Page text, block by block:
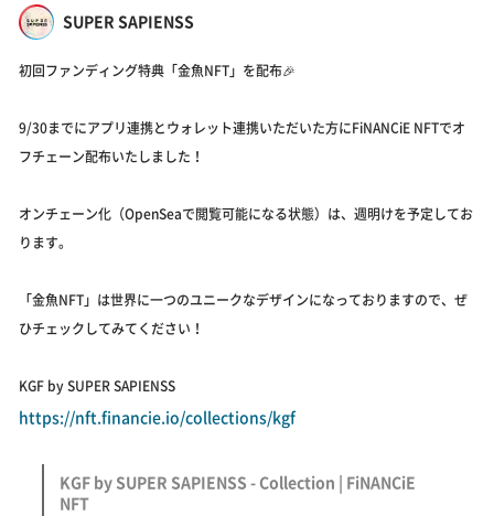
SUPER SAPIENSS
初回ファンディング特典「金魚NFT」を配布🎉
9/30までにアプリ連携とウォレット連携いただいた方にFiNANCiE NFTでオ
フチェーン配布いたしました！
オンチェーン化（OpenSeaで閲覧可能になる状態）は、週明けを予定してお
ります。
「金魚NFT」は世界に一つのユニークなデザインになっておりますので、ぜ
ひチェックしてみてください！
KGF by SUPER SAPIENSS
https://nft.financie.io/collections/kgf
KGF by SUPER SAPIENSS - Collection | FiNANCiE
NFT